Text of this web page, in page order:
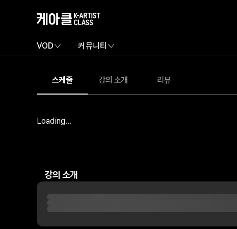
VOD 커뮤니티
스케줄 강의 소개 리뷰
Loading...
강의 소개